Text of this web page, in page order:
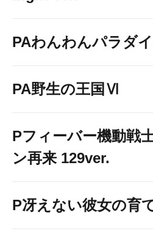
PAわんわんパラダ
PA野生の王国Ⅵ
Pフィーバー機動戦
ン再来 129ver.
P冴えない彼女の育